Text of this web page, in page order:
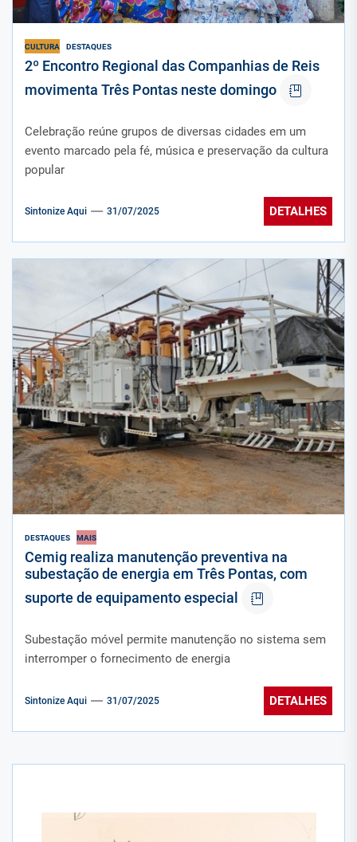
CULTURA DESTAQUES
2º Encontro Regional das Companhias de Reis
movimenta Três Pontas neste domingo
Celebração reúne grupos de diversas cidades em um
evento marcado pela fé, música e preservação da cultura
popular
Sintonize Aqui 31/07/2025 DETALHES
DESTAQUES MAIS
Cemig realiza manutenção preventiva na
subestação de energia em Três Pontas, com
suporte de equipamento especial
Subestação móvel permite manutenção no sistema sem
interromper o fornecimento de energia
Sintonize Aqui 31/07/2025 DETALHES